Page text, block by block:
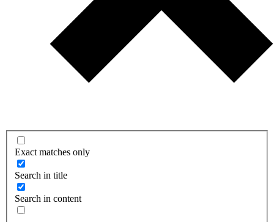
Exact matches only
Search in title
Search in content